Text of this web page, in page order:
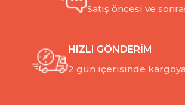
Satış öncesi ve
HIZLI GÖNDERİM
2 gün içerisinde